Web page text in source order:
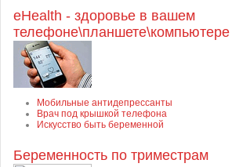
eHealth - здоровье в вашем
телефоне\планшете\компьютере
Мобильные антидепрессанты
Врач под крышкой телефона
Искусство быть беременной
Беременность по триместрам